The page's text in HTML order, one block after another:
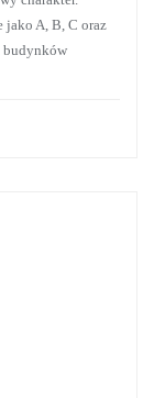
jako A, B, C oraz
budynków